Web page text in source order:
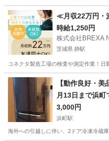
東京 中央区 浜町駅 生活家
≪月収22万円・
時給1,250円
株式会社BREXA
茨城県 静駅
コネクタ製造工場の検査や測定作業！
茨城 常陸大宮市 静駅 その
【動作良好・
月13日まで浜町
3,000円
浜町駅
海外への引越しに伴い、2ドア冷凍冷蔵